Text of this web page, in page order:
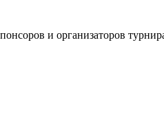
и организаторов